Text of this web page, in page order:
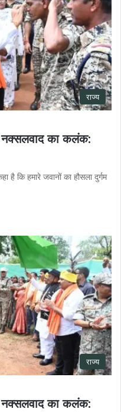
राज्य
नक्सलवाद का कलंक:
है कि हमारे जवानों का हौसला दुर्गम
राज्य
नक्सलवाद का कलंक: